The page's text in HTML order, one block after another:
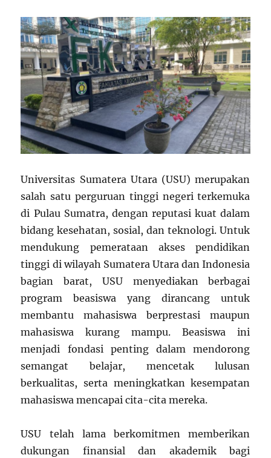
Universitas Sumatera Utara (USU) merupakan
salah satu perguruan tinggi negeri terkemuka
di Pulau Sumatra, dengan reputasi kuat dalam
bidang kesehatan, sosial, dan teknologi. Untuk
mendukung pemerataan akses pendidikan
tinggi di wilayah Sumatera Utara dan Indonesia
bagian barat, USU menyediakan berbagai
program beasiswa yang dirancang untuk
membantu mahasiswa berprestasi maupun
mahasiswa kurang mampu. Beasiswa ini
menjadi fondasi penting dalam mendorong
semangat belajar, mencetak lulusan
berkualitas, serta meningkatkan kesempatan
mahasiswa mencapai cita-cita mereka.
USU telah lama berkomitmen memberikan
dukungan finansial dan akademik bagi